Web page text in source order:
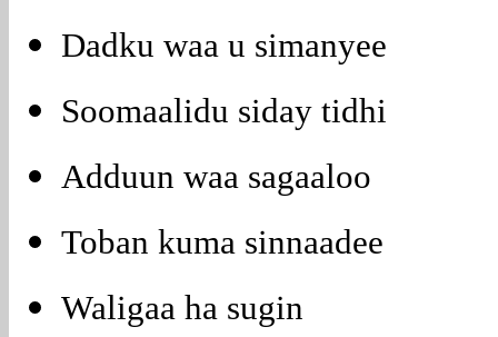
Dadku waa u simanyee
Soomaalidu siday tidhi
Adduun waa sagaaloo
Toban kuma sinnaadee
Waligaa ha sugin